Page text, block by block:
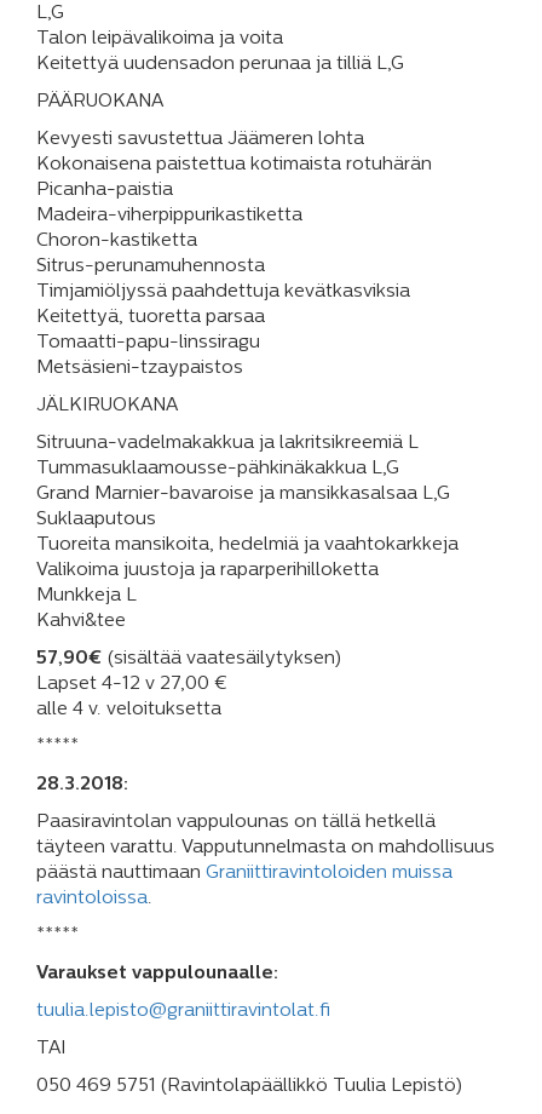
L,G
Talon leipävalikoima ja voita
Keitettyä uudensadon perunaa ja tilliä L,G
PÄÄRUOKANA
Kevyesti savustettua Jäämeren lohta
Kokonaisena paistettua kotimaista rotuhärän
Picanha-paistia
Madeira-viherpippurikastiketta
Choron-kastiketta
Sitrus-perunamuhennosta
Timjamiöljyssä paahdettuja kevätkasviksia
Keitettyä, tuoretta parsaa
Tomaatti-papu-linssiragu
Metsäsieni-tzaypaistos
JÄLKIRUOKANA
Sitruuna-vadelmakakkua ja lakritsikreemiä L
Tummasuklaamousse-pähkinäkakkua L,G
Grand Marnier-bavaroise ja mansikkasalsaa L,G
Suklaaputous
Tuoreita mansikoita, hedelmiä ja vaahtokarkkeja
Valikoima juustoja ja raparperihilloketta
Munkkeja L
Kahvi&tee
57,90€ (sisältää vaatesäilytyksen)
Lapset 4-12 v 27,00 €
alle 4 v. veloituksetta
*****
28.3.2018:
Paasiravintolan vappulounas on tällä hetkellä
täyteen varattu. Vapputunnelmasta on mahdollisuus
päästä nauttimaan Graniittiravintoloiden muissa
ravintoloissa.
*****
Varaukset vappulounaalle:
tuulia.lepisto@graniittiravintolat.fi
TAI
050 469 5751 (Ravintolapäällikkö Tuulia Lepistö)